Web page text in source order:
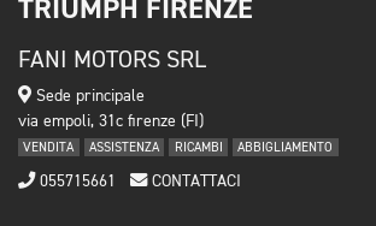
TRIUMPH FIRENZE
FANI MOTORS SRL
Sede principale
via empoli, 31c firenze (FI)
VENDITA ASSISTENZA RICAMBI ABBIGLIAMENTO
055715661 CONTATTACI